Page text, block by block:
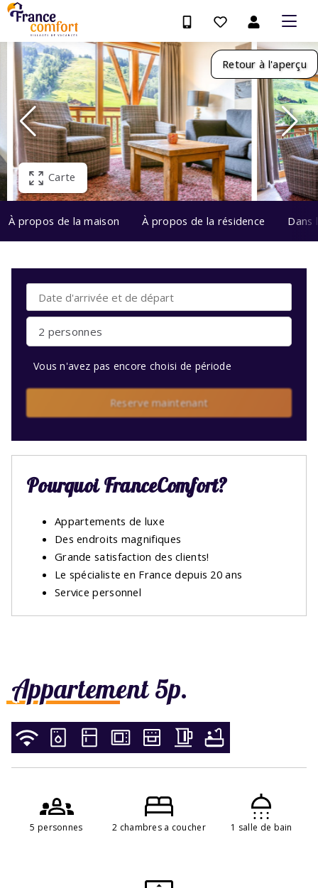
Retour à l'aperçu
Carte
À propos de la maison À propos de la résidence Dans
Appartement 5p.
5 personnes 2 chambres a coucher 1 salle de bain
2 personnes
Vous n'avez pas encore choisi de période
Reserve maintenant
Pourquoi FranceComfort?
Appartements de luxe
Des endroits magnifiques
Grande satisfaction des clients!
Le spécialiste en France depuis 20 ans
Service personnel